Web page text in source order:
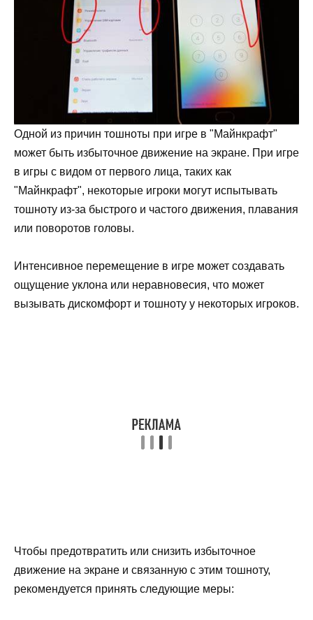
Одной из причин тошноты при игре в "Майнкрафт"
может быть избыточное движение на экране. При игре
в игры с видом от первого лица, таких как
"Майнкрафт", некоторые игроки могут испытывать
тошноту из-за быстрого и частого движения, плавания
или поворотов головы.
Интенсивное перемещение в игре может создавать
ощущение уклона или неравновесия, что может
вызывать дискомфорт и тошноту у некоторых игроков.
Чтобы предотвратить или снизить избыточное
движение на экране и связанную с этим тошноту,
рекомендуется принять следующие меры: